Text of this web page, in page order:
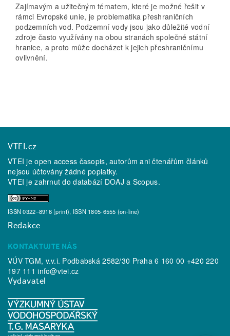
Zajímavým a užitečným tématem, které je možné řešit v
rámci Evropské unie, je problematika přeshraničních
podzemních vod. Podzemní vody jsou jako důležité vodní
zdroje často využívány na obou stranách společné státní
hranice, a proto může docházet k jejich přeshraničnímu
ovlivnění.
VTEI.cz
VTEI je open access časopis, autorům ani čtenářům článků
nejsou účtovány žádné poplatky.
VTEI je zahrnut do databází DOAJ a Scopus.
ISSN 0322–8916 (print), ISSN 1805-6555 (on-line)
Redakce
KONTAKTUJTE NÁS
VÚV TGM, v.v.i. Podbabská 2582/30 Praha 6 160 00 +420 220
197 111info@vtei.cz
Vydavatel